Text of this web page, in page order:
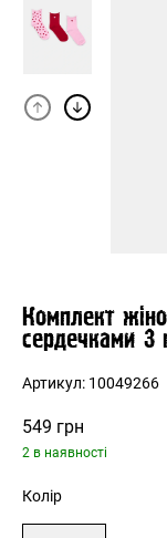
Комплект
сердечками 3
549 грн
2 в наявності
Артикул: 10049266
Колір